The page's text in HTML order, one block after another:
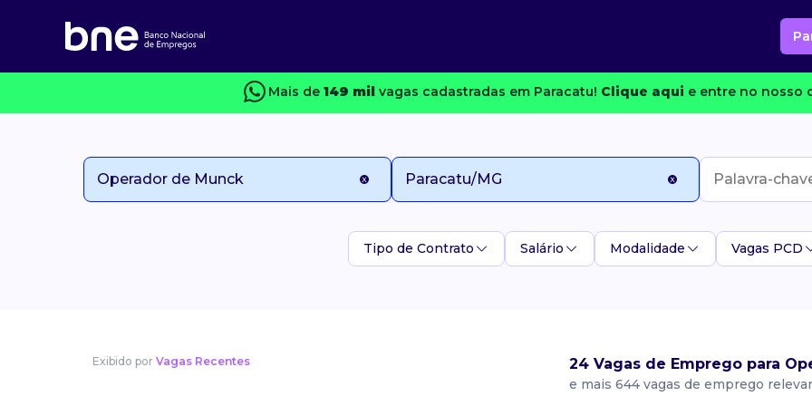
Mais de 149 mil vagas cadastradas em Paracatu! Clique aqui e entre no nosso
Tipo de Contrato Salário Modalidade Vagas PCD
Exibido por Vagas Recentes 24 Vagas de Emprego para
e mais 644 vagas de emprego